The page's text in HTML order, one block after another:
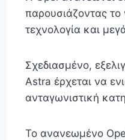
παρουσιάζοντας
τεχνολογία και
Σχεδιασμένο,
Astra έρχεται να
ανταγωνιστική
Το ανανεωμένο